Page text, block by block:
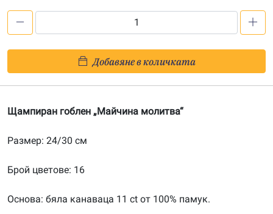
молитва
–
243058
Добавяне в количката
Щампиран гоблен „Майчина молитва“
Размер: 24/30 см
Брой цветове: 16
Основа: бяла канаваца 11 ct от 100% памук.